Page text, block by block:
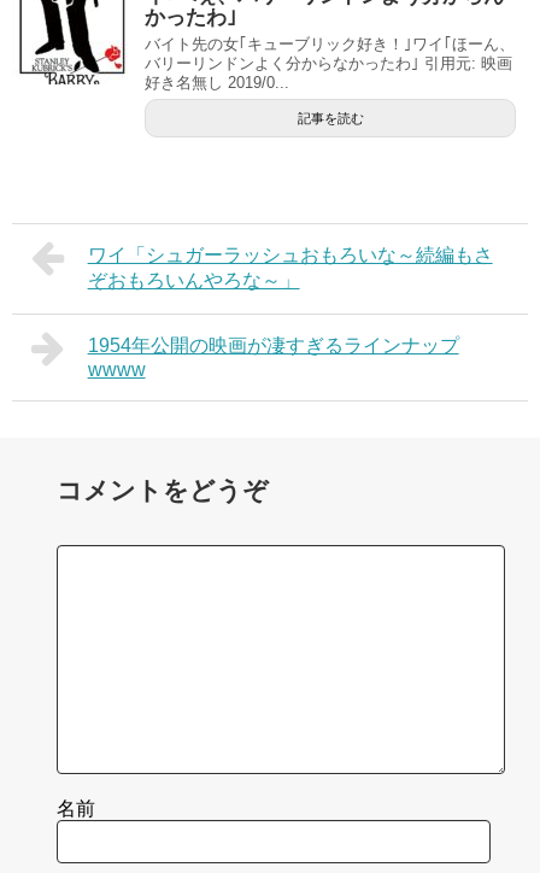
かったわ｣
バイト先の女｢キューブリック好き！｣ワイ｢ほーん、
バリーリンドンよく分からなかったわ｣ 引用元: 映画
好き名無し 2019/0...
記事を読む
ワイ「シュガーラッシュおもろいな～続編もさ
ぞおもろいんやろな～」
1954年公開の映画が凄すぎるラインナップ
wwww
コメントをどうぞ
名前